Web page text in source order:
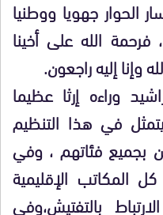
جهويا ووطنيا
فرحمة الله على أخينا
وإنا إليه راجعون.
وراءه إرثا عظيما
في هذا التنظيم
بجميع فئاتهم ، وفي
المكاتب الإقليمية
بالتفتيش،وفي